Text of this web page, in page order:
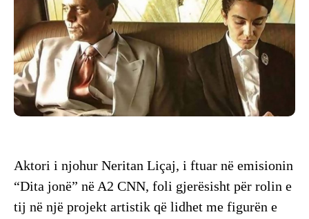
Aktori i njohur Neritan Liçaj, i ftuar në emisionin
“Dita jonë” në A2 CNN, foli gjerësisht për rolin e
tij në një projekt artistik që lidhet me figurën e